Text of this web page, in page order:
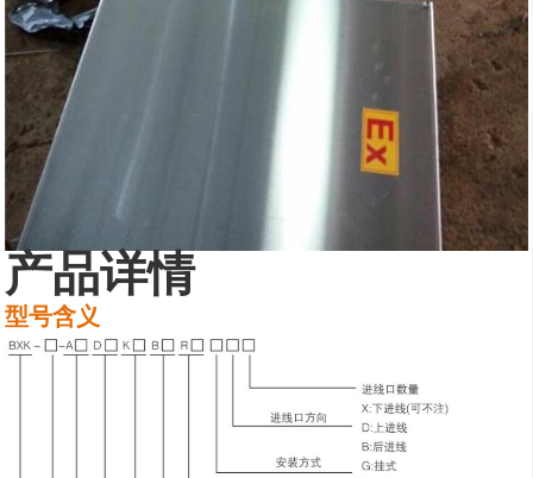
产品详情
型号含义